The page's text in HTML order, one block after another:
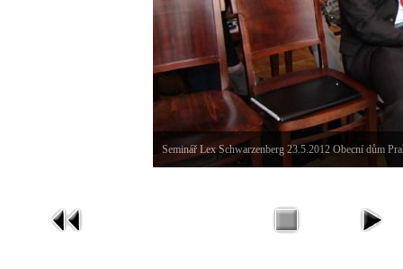
Seminář Lex Schwarzenberg 23.5.2012 Obecní dům